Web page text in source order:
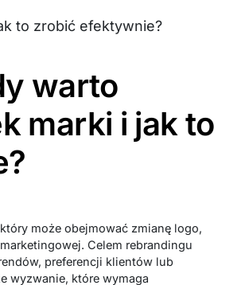
warto
marki i jak to
może obejmować zmianę logo,
Celem rebrandingu
preferencji klientów lub
wyzwanie, które wymaga